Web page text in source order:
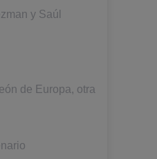
y Saúl
de Europa, otra